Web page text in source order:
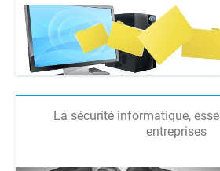
La sécurité informatique,
entreprises